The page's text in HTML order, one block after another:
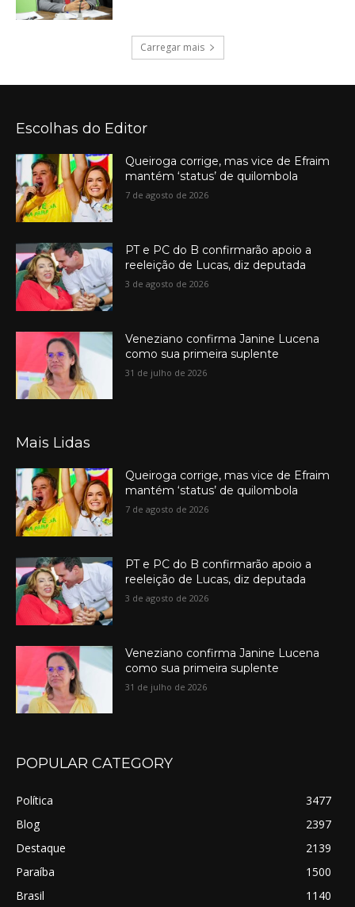
Carregar mais
Escolhas do Editor
Queiroga corrige, mas vice de Efraim
mantém ‘status’ de quilombola
7 de agosto de 2026
PT e PC do B confirmarão apoio a
reeleição de Lucas, diz deputada
3 de agosto de 2026
Veneziano confirma Janine Lucena
como sua primeira suplente
31 de julho de 2026
Mais Lidas
Queiroga corrige, mas vice de Efraim
mantém ‘status’ de quilombola
7 de agosto de 2026
PT e PC do B confirmarão apoio a
reeleição de Lucas, diz deputada
3 de agosto de 2026
Veneziano confirma Janine Lucena
como sua primeira suplente
31 de julho de 2026
POPULAR CATEGORY
Política
3477
Blog
2397
Destaque
2139
Paraíba
1500
Brasil
1140